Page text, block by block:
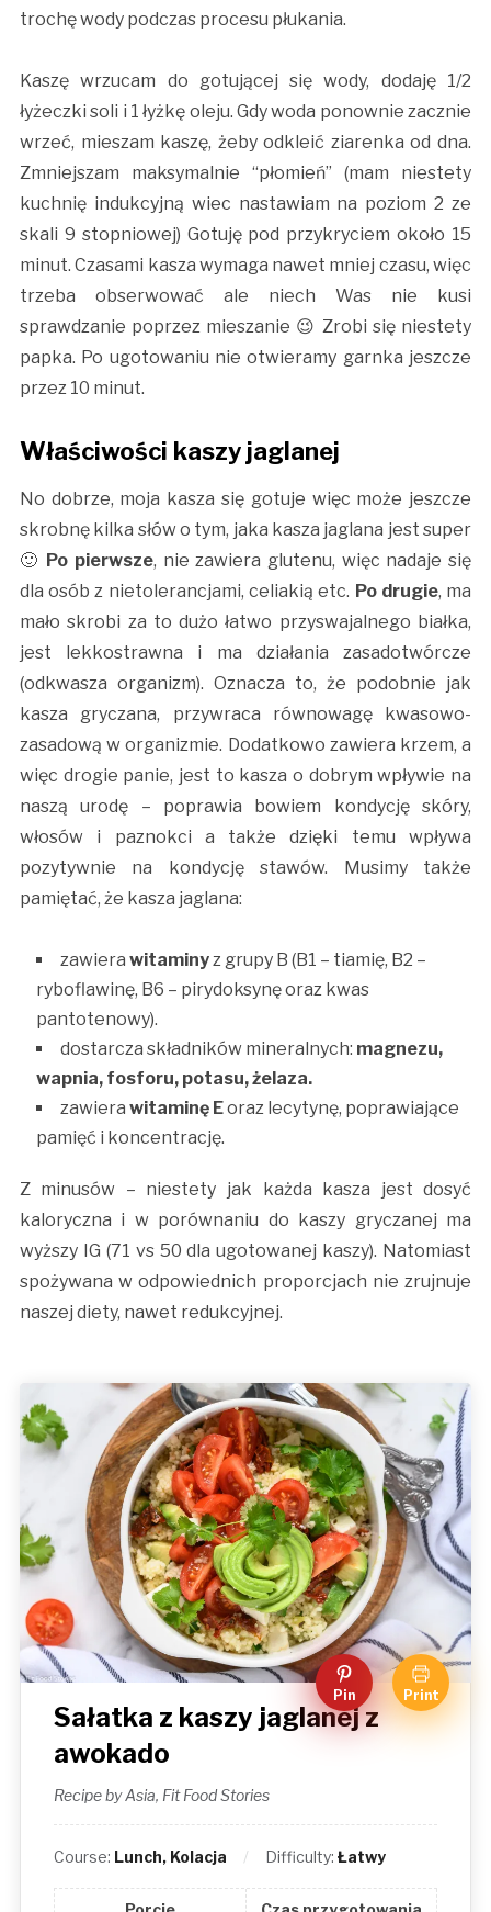
trochę wody podczas procesu płukania.
Kaszę wrzucam do gotującej się wody, dodaję 1/2
łyżeczki soli i 1 łyżkę oleju. Gdy woda ponownie zacznie
wrzeć, mieszam kaszę, żeby odkleić ziarenka od dna.
Zmniejszam maksymalnie “płomień” (mam niestety
kuchnię indukcyjną wiec nastawiam na poziom 2 ze
skali 9 stopniowej) Gotuję pod przykryciem około 15
minut. Czasami kasza wymaga nawet mniej czasu, więc
trzeba obserwować ale niech Was nie kusi
sprawdzanie poprzez mieszanie 😉 Zrobi się niestety
papka. Po ugotowaniu nie otwieramy garnka jeszcze
przez 10 minut.
Właściwości kaszy jaglanej
No dobrze, moja kasza się gotuje więc może jeszcze
skrobnę kilka słów o tym, jaka kasza jaglana jest super
🙂 Po pierwsze, nie zawiera glutenu, więc nadaje się
dla osób z nietolerancjami, celiakią etc. Po drugie, ma
mało skrobi za to dużo łatwo przyswajalnego białka,
jest lekkostrawna i ma działania zasadotwórcze
(odkwasza organizm). Oznacza to, że podobnie jak
kasza gryczana, przywraca równowagę kwasowo-
zasadową w organizmie. Dodatkowo zawiera krzem, a
więc drogie panie, jest to kasza o dobrym wpływie na
naszą urodę – poprawia bowiem kondycję skóry,
włosów i paznokci a także dzięki temu wpływa
pozytywnie na kondycję stawów. Musimy także
pamiętać, że kasza jaglana:
zawiera witaminyz grupy B (B1 – tiamię, B2 –
ryboflawinę, B6 – pirydoksynę oraz kwas
pantotenowy).
dostarcza składników mineralnych: magnezu,
wapnia, fosforu, potasu, żelaza.
zawiera witaminę Eoraz lecytynę, poprawiające
pamięć i koncentrację.
Z minusów – niestety jak każda kasza jest dosyć
kaloryczna i w porównaniu do kaszy gryczanej ma
wyższy IG (71 vs 50 dla ugotowanej kaszy). Natomiast
spożywana w odpowiednich proporcjach nie zrujnuje
naszej diety, nawet redukcyjnej.
Pin Print
Sałatka z kaszy jaglanej z
awokado
Recipe by Asia, Fit Food Stories
Course: Lunch, Kolacja Difficulty: Łatwy